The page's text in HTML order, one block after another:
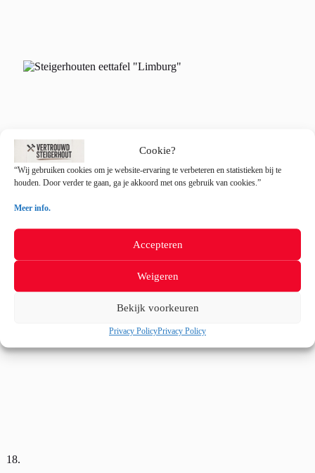
Cookie?
“Wij gebruiken cookies om je website-ervaring te verbeteren en statistieken bij te
houden. Door verder te gaan, ga je akkoord met ons gebruik van cookies.”
Meer info.
Accepteren
Weigeren
Bekijk voorkeuren
Privacy PolicyPrivacy Policy